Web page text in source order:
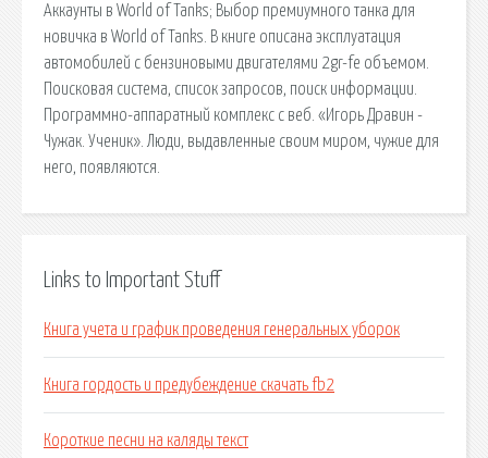
Аккаунты в World of Tanks; Выбор премиумного танка для
новичка в World of Tanks. В книге описана эксплуатация
автомобилей с бензиновыми двигателями 2gr-fe объемом.
Поисковая сиcтема, список запросов, поиск информации.
Программно-аппаратный комплекс с веб. «Игорь Дравин -
Чужак. Ученик». Люди, выдавленные своим миром, чужие для
него, появляются.
Links to Important Stuff
Книга учета и график проведения генеральных уборок
Книга гордость и предубеждение скачать fb2
Короткие песни на каляды текст